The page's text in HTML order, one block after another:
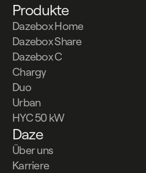
Produkte
Dazebox Home
Dazebox Share
Dazebox C
Chargy
Duo
Urban
HYC 50 kW
Daze
Über uns
Karriere